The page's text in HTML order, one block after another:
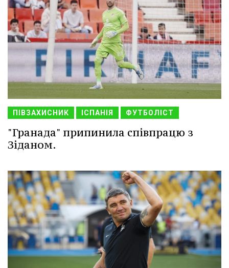
ПІВЗАХИСНИК ІСПАНІЯ ФУТБОЛІСТ
"Гранада" припинила співпрацю з
Зіданом.